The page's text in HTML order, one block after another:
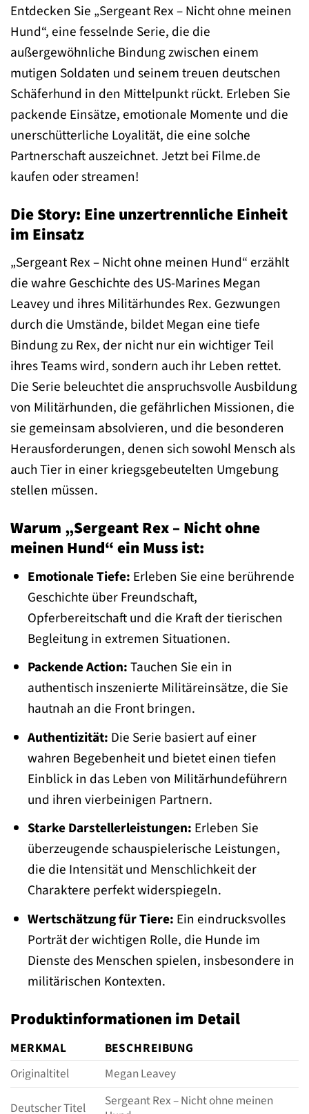
Entdecken Sie „Sergeant Rex – Nicht ohne meinen
Hund“, eine fesselnde Serie, die die
außergewöhnliche Bindung zwischen einem
mutigen Soldaten und seinem treuen deutschen
Schäferhund in den Mittelpunkt rückt. Erleben Sie
packende Einsätze, emotionale Momente und die
unerschütterliche Loyalität, die eine solche
Partnerschaft auszeichnet. Jetzt bei Filme.de
kaufen oder streamen!
Die Story: Eine unzertrennliche Einheit
im Einsatz
„Sergeant Rex – Nicht ohne meinen Hund“ erzählt
die wahre Geschichte des US-Marines Megan
Leavey und ihres Militärhundes Rex. Gezwungen
durch die Umstände, bildet Megan eine tiefe
Bindung zu Rex, der nicht nur ein wichtiger Teil
ihres Teams wird, sondern auch ihr Leben rettet.
Die Serie beleuchtet die anspruchsvolle Ausbildung
von Militärhunden, die gefährlichen Missionen, die
sie gemeinsam absolvieren, und die besonderen
Herausforderungen, denen sich sowohl Mensch als
auch Tier in einer kriegsgebeutelten Umgebung
stellen müssen.
Warum „Sergeant Rex – Nicht ohne
meinen Hund“ ein Muss ist:
Emotionale Tiefe: Erleben Sie eine berührende
Geschichte über Freundschaft,
Opferbereitschaft und die Kraft der tierischen
Begleitung in extremen Situationen.
Packende Action:Tauchen Sie ein in
authentisch inszenierte Militäreinsätze, die Sie
hautnah an die Front bringen.
Authentizität: Die Serie basiert auf einer
wahren Begebenheit und bietet einen tiefen
Einblick in das Leben von Militärhundeführern
und ihren vierbeinigen Partnern.
Starke Darstellerleistungen: Erleben Sie
überzeugende schauspielerische Leistungen,
die die Intensität und Menschlichkeit der
Charaktere perfekt widerspiegeln.
Wertschätzung für Tiere: Ein eindrucksvolles
Porträt der wichtigen Rolle, die Hunde im
Dienste des Menschen spielen, insbesondere in
militärischen Kontexten.
Produktinformationen im Detail
MERKMAL
BESCHREIBUNG
Originaltitel
Megan Leavey
Deutscher Titel
Sergeant Rex – Nicht ohne meinen